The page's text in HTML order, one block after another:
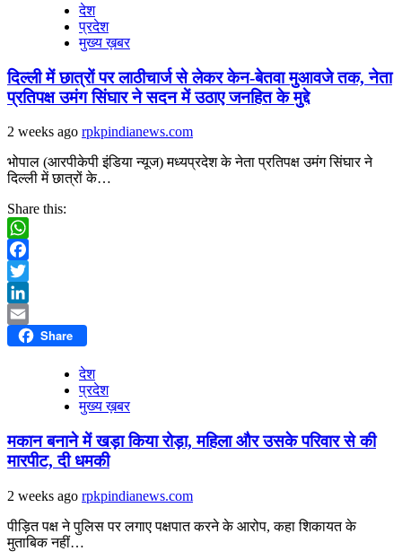
देश
प्रदेश
मुख्य ख़बर
दिल्ली में छात्रों पर लाठीचार्ज से लेकर केन-बेतवा मुआवजे तक, नेता
प्रतिपक्ष उमंग सिंघार ने सदन में उठाए जनहित के मुद्दे
2 weeks ago rpkpindianews.com
भोपाल (आरपीकेपी इंडिया न्यूज) मध्यप्रदेश के नेता प्रतिपक्ष उमंग सिंघार ने
दिल्ली में छात्रों के…
Share this:
WhatsApp
Facebook
Twitter
LinkedIn
Email Share
देश
प्रदेश
मुख्य ख़बर
मकान बनाने में खड़ा किया रोड़ा, महिला और उसके परिवार से की
मारपीट, दी धमकी
2 weeks ago rpkpindianews.com
पीड़ित पक्ष ने पुलिस पर लगाए पक्षपात करने के आरोप, कहा शिकायत के
मुताबिक नहीं…